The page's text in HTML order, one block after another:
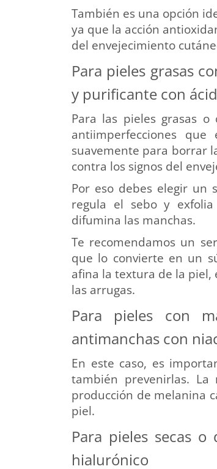
También es una opción
ya que la acción
del envejecimiento
Para pieles grasas
y purificante con
Para las pieles grasas
antiimperfecciones
suavemente para borrar
contra los signos del
Por eso debes elegir un
regula el sebo y
difumina las manchas.
Te recomendamos un
que lo convierte en un
afina la textura de la piel,
las arrugas.
Para pieles con
antimanchas con
En este caso, es
también prevenirlas.
producción de melanina
piel.
Para pieles secas
hialurónico